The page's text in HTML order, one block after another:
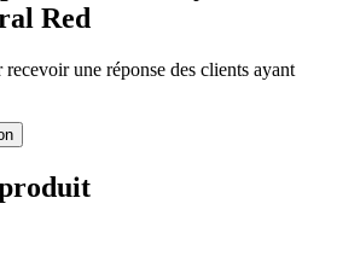
Red
une réponse des clients ayant